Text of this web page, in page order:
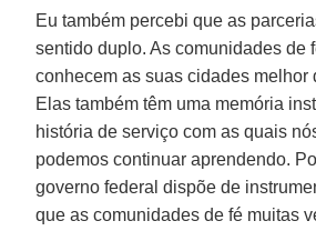
Eu também percebi que as
sentido duplo. As comunidades de
conhecem as suas cidades melhor
Elas também têm uma memória
história de serviço com as quais
podemos continuar aprendendo.
governo federal dispõe de
que as comunidades de fé muitas